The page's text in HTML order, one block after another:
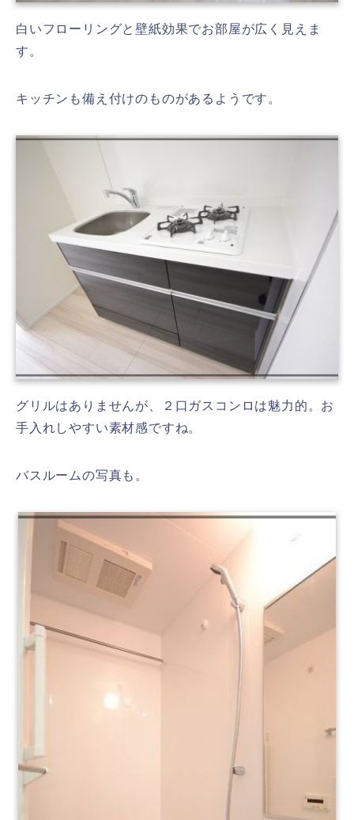
白いフローリングと壁紙効果でお部屋が広く見えま
す。
キッチンも備え付けのものがあるようです。
グリルはありませんが、２口ガスコンロは魅力的。お
手入れしやすい素材感ですね。
バスルームの写真も。